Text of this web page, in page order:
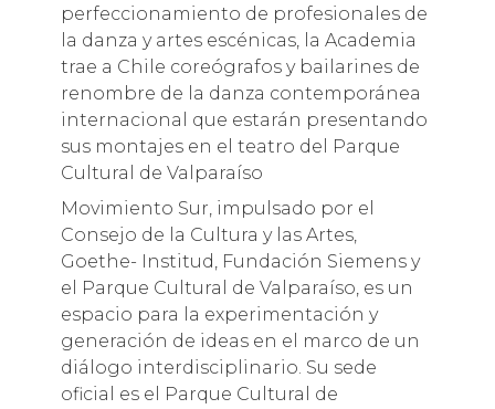
perfeccionamiento de profesionales de
la danza y artes escénicas, la Academia
trae a Chile coreógrafos y bailarines de
renombre de la danza contemporánea
internacional que estarán presentando
sus montajes en el teatro del Parque
Cultural de Valparaíso
Movimiento Sur, impulsado por el
Consejo de la Cultura y las Artes,
Goethe- Institud, Fundación Siemens y
el Parque Cultural de Valparaíso, es un
espacio para la experimentación y
generación de ideas en el marco de un
diálogo interdisciplinario. Su sede
oficial es el Parque Cultural de